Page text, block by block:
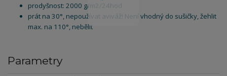
prodyšnost: 2000 g/m2/24hod
prát na 30°, nepoužívat aviváž! Není vhodný do sušičky, žehlit
max. na 110°, nebělit
Parametry